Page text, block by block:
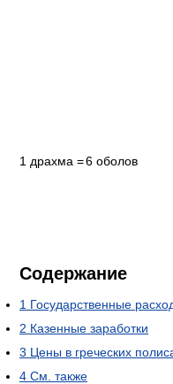
1 драхма =6 оболов
Содержание
1 Государственные
2 Казенные заработки
3 Цены в греческих
4 См. также